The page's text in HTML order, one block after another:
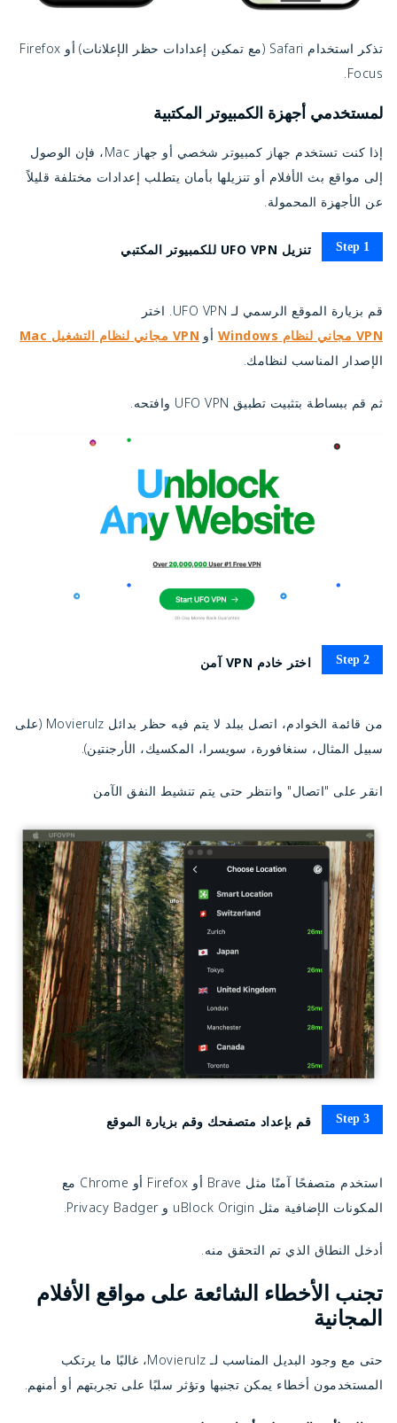
تذكر استخدام Safari (مع تمكين إعدادات حظر الإعلانات) أو Firefox
Focus.
لمستخدمي أجهزة الكمبيوتر المكتبية
إذا كنت تستخدم جهاز كمبيوتر شخصي أو جهاز Mac، فإن الوصول
إلى مواقع بث الأفلام أو تنزيلها بأمان يتطلب إعدادات مختلفة قليلاً
عن الأجهزة المحمولة.
Step 1 تنزيل UFO VPN للكمبيوتر المكتبي
قم بزيارة الموقع الرسمي لـ UFO VPN. اختر
VPN مجاني لنظام Windows
أو VPN مجاني لنظام التشغيل Mac
الإصدار المناسب لنظامك.
ثم قم ببساطة بتثبيت تطبيق UFO VPN وافتحه.
Step 2 اختر خادم VPN آمن
من قائمة الخوادم، اتصل ببلد لا يتم فيه حظر بدائل Movierulz (على
سبيل المثال، سنغافورة، سويسرا، المكسيك، الأرجنتين).
انقر على "اتصال" وانتظر حتى يتم تنشيط النفق الآمن
Step 3 قم بإعداد متصفحك وقم بزيارة الموقع
استخدم متصفحًا آمنًا مثل Brave أو Firefox أو Chrome مع
المكونات الإضافية مثل uBlock Origin و Privacy Badger.
أدخل النطاق الذي تم التحقق منه.
تجنب الأخطاء الشائعة على مواقع الأفلام
المجانية
حتى مع وجود البديل المناسب لـ Movierulz، غالبًا ما يرتكب
المستخدمون أخطاء يمكن تجنبها وتؤثر سلبًا على تجربتهم أو أمنهم.